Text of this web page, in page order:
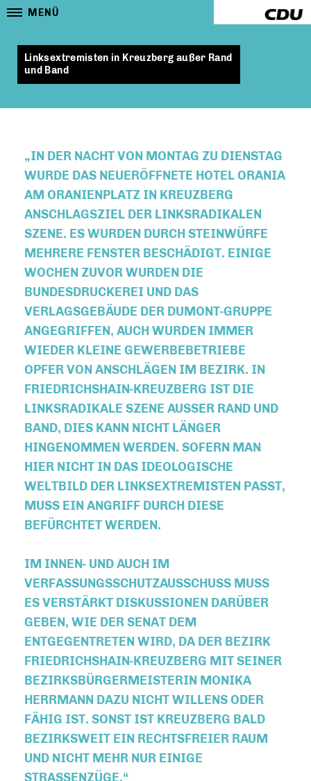
MENÜ
Linksextremisten in Kreuzberg außer Rand
und Band
IN DER NACHT VON MONTAG ZU DIENSTAG
WURDE DAS NEUERÖFFNETE HOTEL ORANIA
AM ORANIENPLATZ IN KREUZBERG
ANSCHLAGSZIEL DER LINKSRADIKALEN
SZENE. ES WURDEN DURCH STEINWÜRFE
MEHRERE FENSTER BESCHÄDIGT. EINIGE
WOCHEN ZUVOR WURDEN DIE
BUNDESDRUCKEREI UND DAS
VERLAGSGEBÄUDE DER DUMONT-GRUPPE
ANGEGRIFFEN, AUCH WURDEN IMMER
WIEDER KLEINE GEWERBEBETRIEBE
OPFER VON ANSCHLÄGEN IM BEZIRK. IN
FRIEDRICHSHAIN-KREUZBERG IST DIE
LINKSRADIKALE SZENE AUSSER RAND UND B
AND, DIES KANN NICHT LÄNGER H
INGENOMMEN WERDEN. SOFERN MAN H
IER NICHT IN DAS IDEOLOGISCHE W
ELTBILD DER LINKSEXTREMISTEN PASST, M
USS EIN ANGRIFF DURCH DIESE B
EFÜRCHTET WERDEN.
IM INNEN- UND AUCH IM
VERFASSUNGSSCHUTZAUSSCHUSS MUSS
ES VERSTÄRKT DISKUSSIONEN DARÜBER
GEBEN, WIE DER SENAT DEM
ENTGEGENTRETEN WIRD, DA DER BEZIRK
FRIEDRICHSHAIN-KREUZBERG MIT SEINER
BEZIRKSBÜRGERMEISTERIN MONIKA
HERRMANN DAZU NICHT WILLENS ODER
FÄHIG IST. SONST IST KREUZBERG BALD
BEZIRKSWEIT EIN RECHTSFREIER RAUM
UND NICHT MEHR NUR EINIGE
STRASSENZÜGE.“